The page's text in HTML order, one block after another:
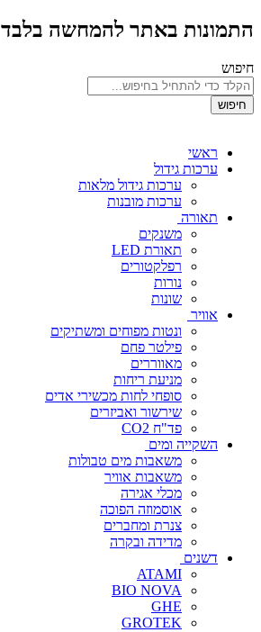
התמונות באתר להמחשה בלבד
חיפוש
חיפוש
ראשי
ערכות גידול
ערכות גידול מלאות
ערכות מובנות
תאורה
משנקים
תאורת LED
רפלקטורים
נורות
שונות
אוויר
ונטות מפוחים ומשתיקים
פילטר פחם
מאווררים
מניעת ריחות
סופחי לחות מכשירי אדים
שירשור ואביזרים
פד"ח CO2
השקייה ומים
משאבות מים טבולות
משאבות אוויר
מכלי אגירה
אוסמוזה הפוכה
צנרת ומחברים
מדידה ובקרה
דשנים
ATAMI
BIO NOVA
GHE
GROTEK